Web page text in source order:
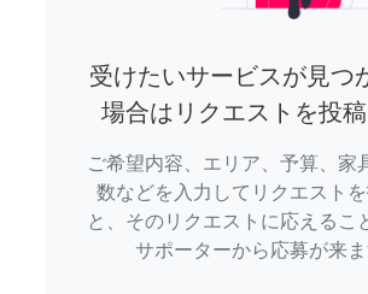
受けたいサービスが見つ
場合はリクエストを投稿
ご希望内容、エリア、予算、家
数などを入力してリクエスト
と、そのリクエストに応えるこ
サポーターから応募が来ま